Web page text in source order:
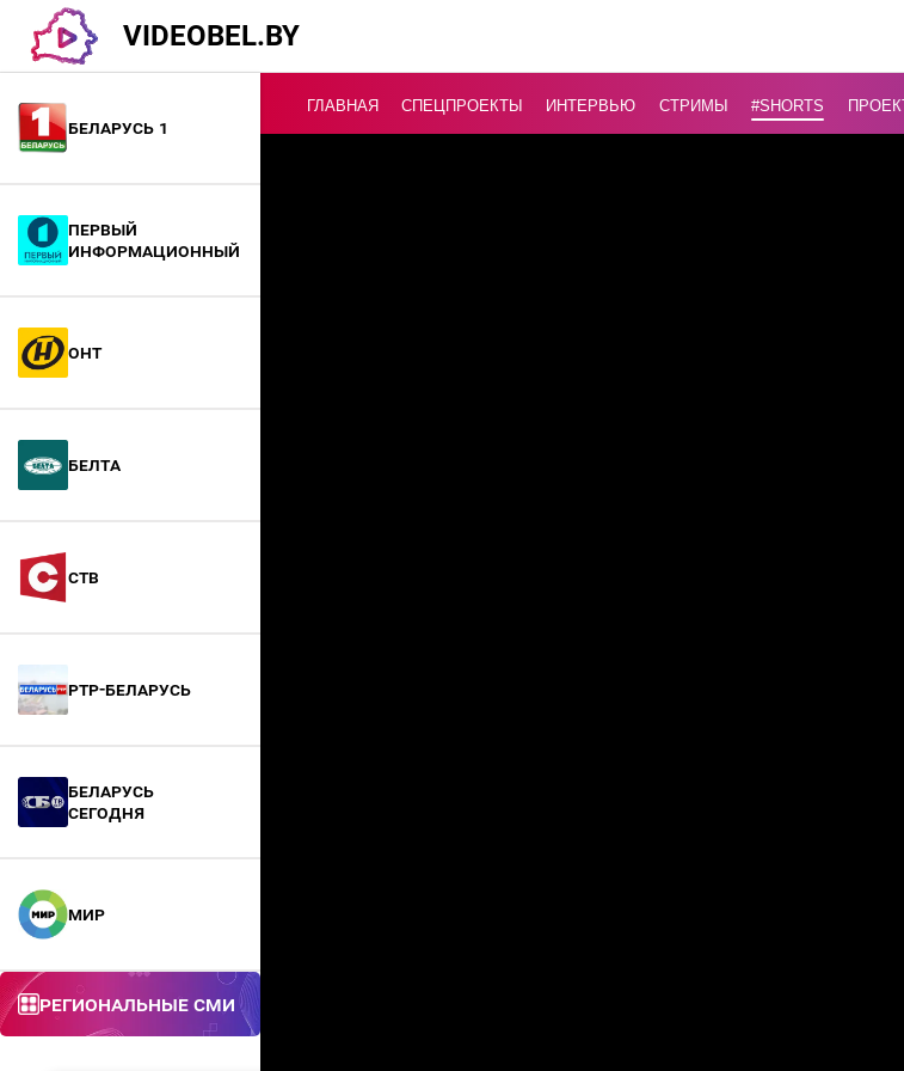
VIDEOBEL.BY
Беларусь 1
Первый
информационный
ОНТ
БелТА
СТВ
РТР-Беларусь
БЕЛАРУСЬ
СЕГОДНЯ
МИР
Региональные СМИ
ГЛАВНАЯ СПЕЦПРОЕКТЫ ИНТЕРВЬЮ СТРИМЫ #Shorts